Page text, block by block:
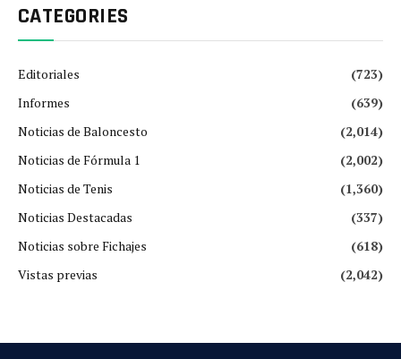
CATEGORIES
Editoriales
(723)
Informes
(639)
Noticias de Baloncesto
(2,014)
Noticias de Fórmula 1
(2,002)
Noticias de Tenis
(1,360)
Noticias Destacadas
(337)
Noticias sobre Fichajes
(618)
Vistas previas
(2,042)